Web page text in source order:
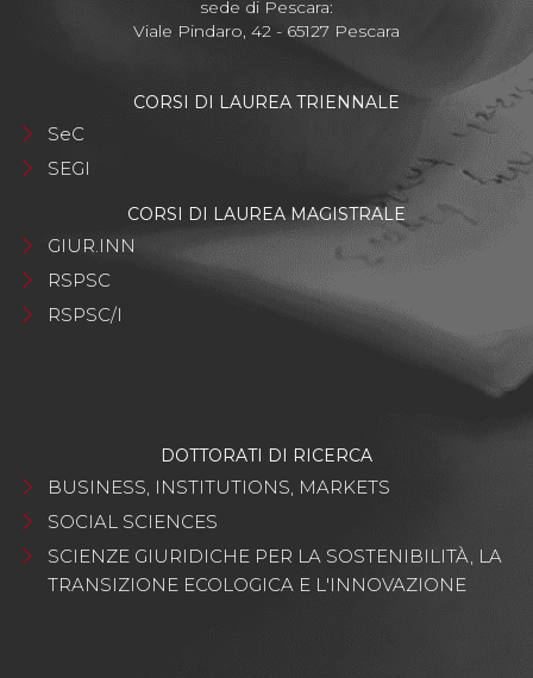
sede di Pescara:
Viale Pindaro, 42 - 65127 Pescara
CORSI DI LAUREA TRIENNALE
SeC
SEGI
CORSI DI LAUREA MAGISTRALE
GIUR.INN
RSPSC
RSPSC/I
DOTTORATI DI RICERCA
BUSINESS, INSTITUTIONS, MARKETS
SOCIAL SCIENCES
SCIENZE GIURIDICHE PER LA SOSTENIBILITÀ, LA
TRANSIZIONE ECOLOGICA E L'INNOVAZIONE